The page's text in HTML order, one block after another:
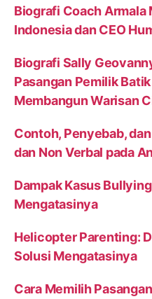
Biografi Coach Armala
Indonesia dan CEO
Biografi Sally
Pasangan Pemilik
Membangun Warisan
Contoh, Penyebab,
dan Non Verbal pada
Dampak Kasus
Mengatasinya
Helicopter Parenting:
Solusi Mengatasinya
Cara Memilih